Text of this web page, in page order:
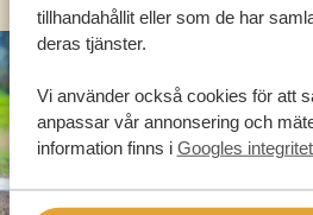
tillhandahållit eller som de har
deras tjänster.
Vi använder också cookies för att
anpassar vår annonsering och
information finns i Googles